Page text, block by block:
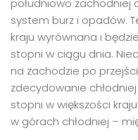
system burz i opadów.
kraju wyrównana i
stopni w ciągu dnia.
na zachodzie po
zdecydowanie
stopni w większości
w górach chłodniej –